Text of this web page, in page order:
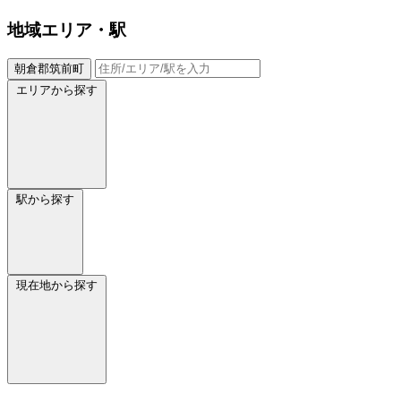
地域エリア・駅
朝倉郡筑前町
エリアから探す
駅から探す
現在地から探す